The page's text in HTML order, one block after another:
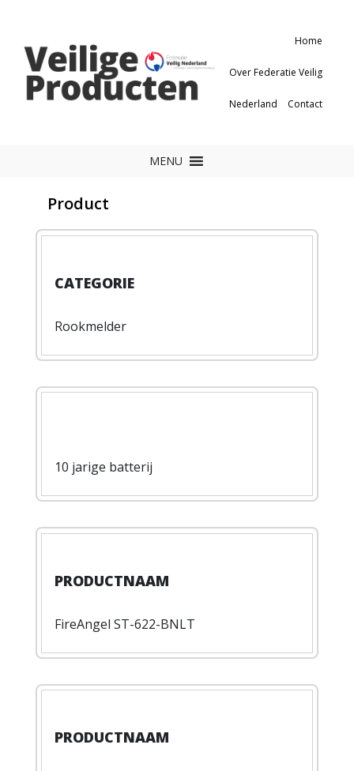
Home
Over Federatie Veilig
Nederland Contact
MENU
Product
Rookmelder
10 jarige batterij
FireAngel ST-622-BNLT